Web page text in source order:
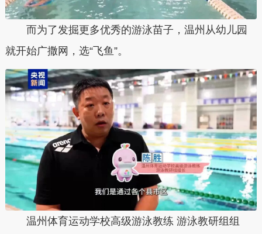
而为了发掘更多优秀的游泳苗子，温州从幼儿园
就开始广撒网，选“飞鱼”。
温州体育运动学校高级游泳教练 游泳教研组组